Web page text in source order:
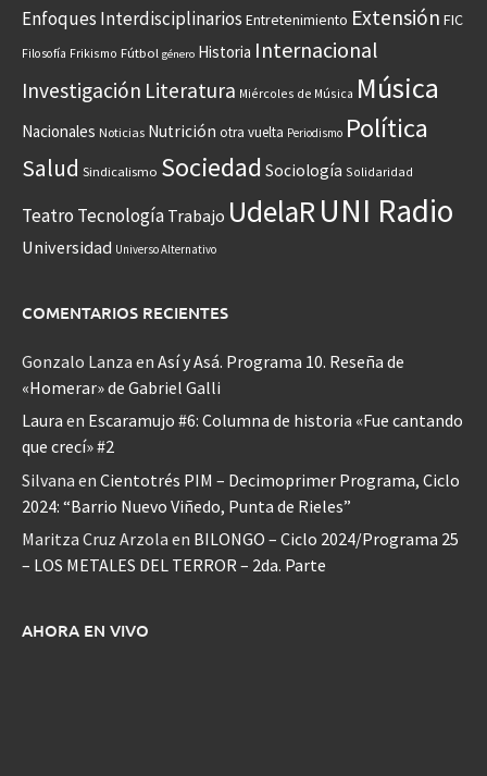
Enfoques Interdisciplinarios Entretenimiento Extensión FIC
Filosofía Frikismo Fútbol género Historia Internacional
Investigación Literatura Miércoles de Música Música
Nacionales Noticias Nutrición otra vuelta Periodismo Política
Salud Sindicalismo Sociedad Sociología Solidaridad
Teatro Tecnología Trabajo UdelaR UNI Radio
Universidad Universo Alternativo
COMENTARIOS RECIENTES
Gonzalo Lanza en Así y Asá. Programa 10. Reseña de
«Homerar» de Gabriel Galli
Laura en Escaramujo #6: Columna de historia «Fue cantando
que crecí» #2
Silvana en Cientotrés PIM – Decimoprimer Programa, Ciclo
2024: “Barrio Nuevo Viñedo, Punta de Rieles”
Maritza Cruz Arzola en BILONGO – Ciclo 2024/Programa 25
– LOS METALES DEL TERROR – 2da. Parte
AHORA EN VIVO